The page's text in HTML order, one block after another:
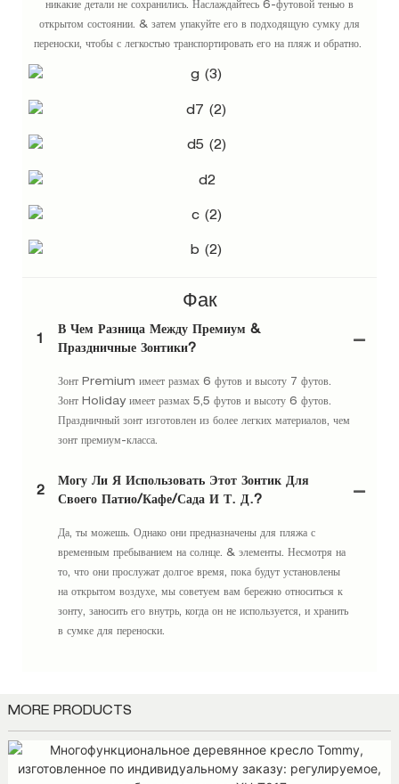
никакие детали не сохранились. Наслаждайтесь 6-футовой тенью в
открытом состоянии. & затем упакуйте его в подходящую сумку для
переноски, чтобы с легкостью транспортировать его на пляж и обратно.
Фак
1
В Чем Разница Между Премиум &
Праздничные Зонтики?
Зонт Premium имеет размах 6 футов и высоту 7 футов.
Зонт Holiday имеет размах 5,5 футов и высоту 6 футов.
Праздничный зонт изготовлен из более легких материалов, чем
зонт премиум-класса.
2
Могу Ли Я Использовать Этот Зонтик Для
Своего Патио/кафе/сада И Т. Д.?
Да, ты можешь. Однако они предназначены для пляжа с
временным пребыванием на солнце. & элементы. Несмотря на
то, что они прослужат долгое время, пока будут установлены
на открытом воздухе, мы советуем вам бережно относиться к
зонту, заносить его внутрь, когда он не используется, и хранить
в сумке для переноски.
MORE PRODUCTS